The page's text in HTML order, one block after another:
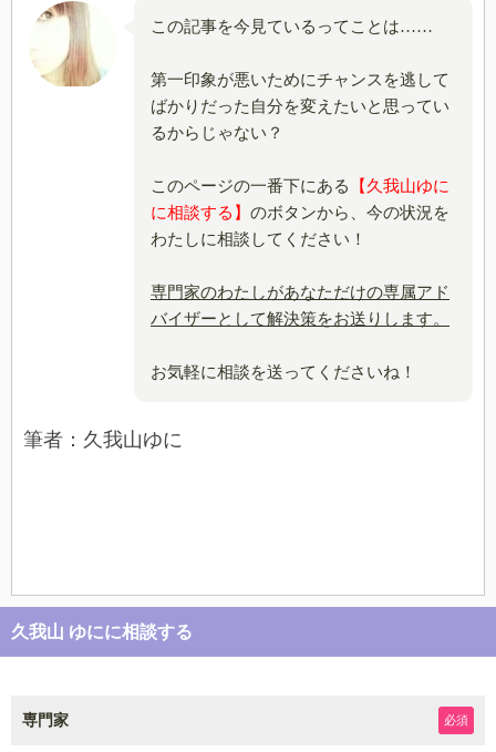
この記事を今見ているってことは……
第一印象が悪いためにチャンスを逃して
ばかりだった自分を変えたいと思ってい
るからじゃない？
このページの一番下にある
【久我山ゆに
に相談する】 のボタンから、今の状況を
わたしに相談してください！
専門家のわたしがあなただけの専属アド
バイザーとして解決策をお送りします。
お気軽に相談を送ってくださいね！
筆者：久我山ゆに
久我山 ゆにに相談する
専門家 必須